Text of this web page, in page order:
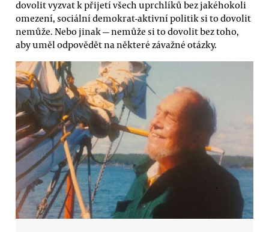
dovolit vyzvat k přijetí všech uprchlíků bez jakéhokoli
omezení, sociální demokrat-aktivní politik si to dovolit
nemůže. Nebo jinak — nemůže si to dovolit bez toho,
aby uměl odpovědět na některé závažné otázky.